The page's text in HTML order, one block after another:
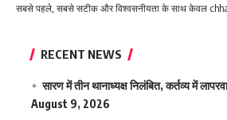
सबसे पहले, सबसे सटीक और विश्वसनीयता के साथ केवल
RECENT NEWS
सारण में तीन थानाध्यक्ष निलंबित, कर्तव्य में
August 9, 2026